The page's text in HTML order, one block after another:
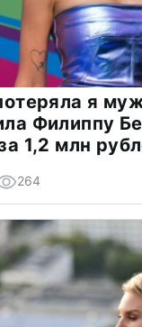
я
Филиппу
1,2 млн
264